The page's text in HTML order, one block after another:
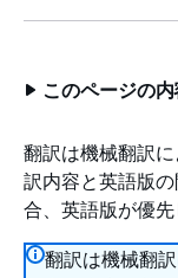
このページの内
翻訳は機械翻訳
訳内容と英語版
合、英語版が優先
翻訳は機械翻